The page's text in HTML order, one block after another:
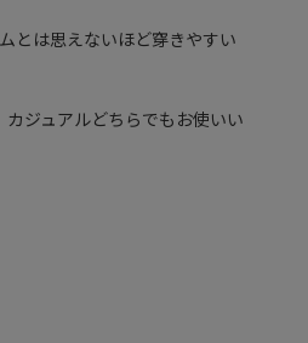
とは思えないほど穿きやすい
ジュアルどちらでもお使いい